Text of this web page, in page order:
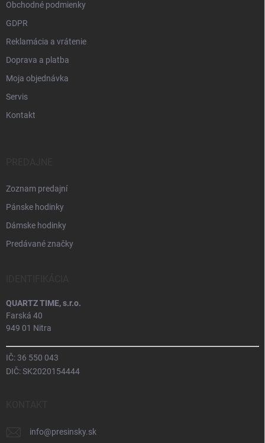
Obchodné podmienky
GDPR
Reklamácia a vrátenie
Doprava a platba
Moja objednávka
Servis
Kontakt
Zoznam predajní
Pánske hodinky
Dámske hodinky
Predávané značky
QUARTZ TIME, s.r.o.
Farská 40
949 01 Nitra
IČ: 36 550 043
DIČ: SK2020154444
info@presinsky.sk